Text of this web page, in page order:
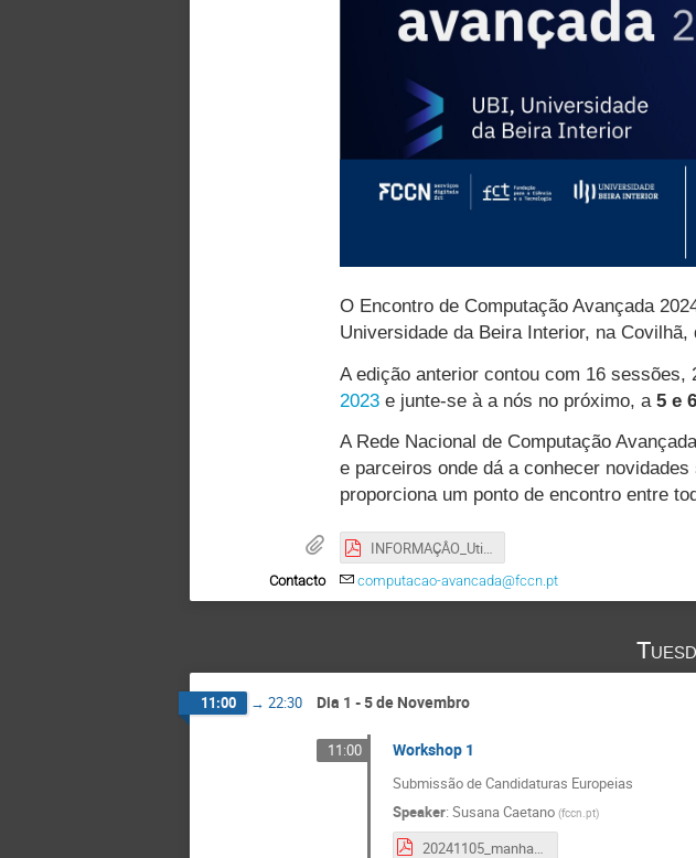
O Encontro de Computação Avançada
Universidade da Beira Interior, na
A edição anterior contou com 16
2023 e junte-se à a nós no próximo, a5 e
A Rede Nacional de Computação
e parceiros onde dá a conhecer
proporciona um ponto de encontro entre
INFORMAÇÂO_Util_Geral.pdf
Contacto computacao-avancada@fccn.pt
11:00 → 22:30 Dia 1 - 5 de Novembro
11:00 Workshop 1
Submissão de Candidaturas Europeias
Speaker: Susana Caetano (fccn.pt)
20241105_manha_ECA2024_workshop candidaturasUE_SC.pdf